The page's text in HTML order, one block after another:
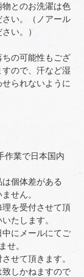
とのお洗濯は色
い。（ノアール
い。）
の可能性もござ
ので、汗など湿
られないように
作業で日本国内
個体差がある
せん。
を受付させて頂
たします。
にメールにてご
せ。
せて頂きます。
致しかねますので